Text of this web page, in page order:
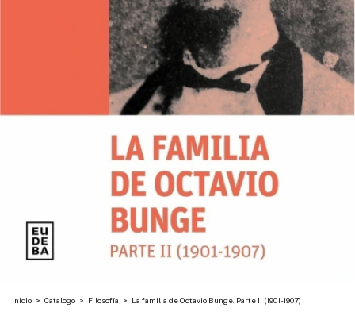
Inicio > Catalogo > Filosofía > La familia de Octavio Bunge. Parte II (1901-1907)